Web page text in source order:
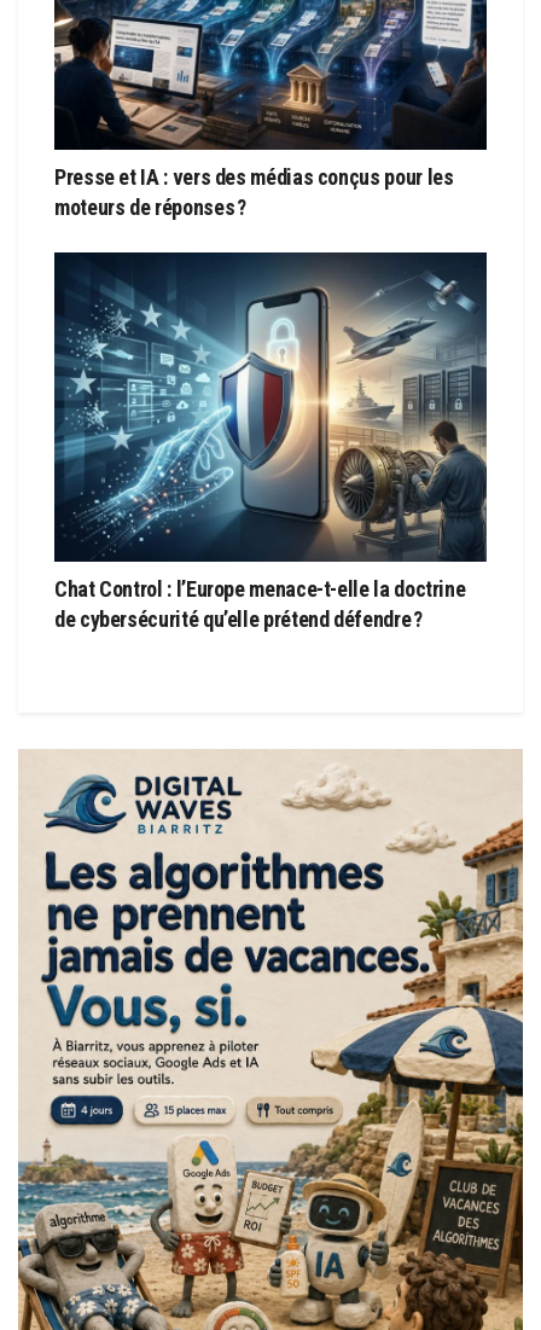
Presse et IA : vers des médias conçus pour les
moteurs de réponses ?
Chat Control : l’Europe menace-t-elle la doctrine
de cybersécurité qu’elle prétend défendre ?